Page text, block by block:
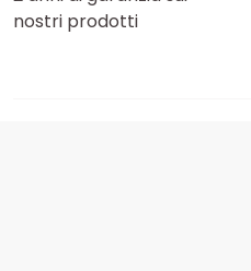
nostri prodotti